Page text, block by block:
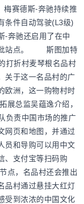
赛德斯-奔驰持续推
条件自动驾驶(L3级)
-奔驰还启用了在中
批站点。 斯图加特
打折村麦琴根名品村
关于这一名品村的广
欧洲，这一购物村时
总监吴蕴逸介绍，
负责中国市场的推广
网页和地图，并通过
员和导购可以用中文
、支付宝等扫码购
，名品村还会推出
品村通过悬挂大红灯
受到浓浓的中国文化